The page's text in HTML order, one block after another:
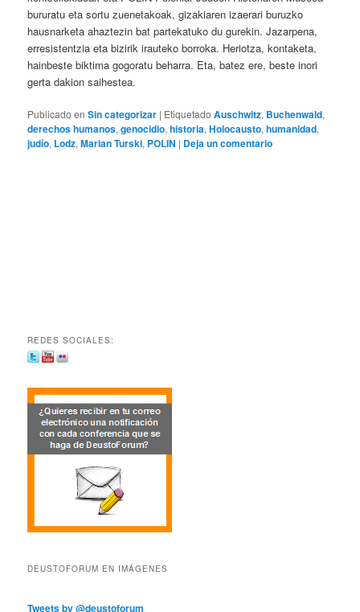
bururatu eta sortu zuenetakoak, gizakiaren izaerari buruzko
hausnarketa ahaztezin bat partekatuko du gurekin. Jazarpena,
erresistentzia eta bizirik irauteko borroka. Heriotza, kontaketa,
hainbeste biktima gogoratu beharra. Eta, batez ere, beste inori
gerta dakion saihestea.
Publicado en Sin categorizar | Etiquetado Auschwitz, Buchenwald,
derechos humanos,genocidio,historia,Holocausto,humanidad,
judío, Lodz,Marian Turski, POLIN | Deja un comentario
REDES SOCIALES:
DEUSTOFORUM EN IMÁGENES
Tweets by @deustoforum